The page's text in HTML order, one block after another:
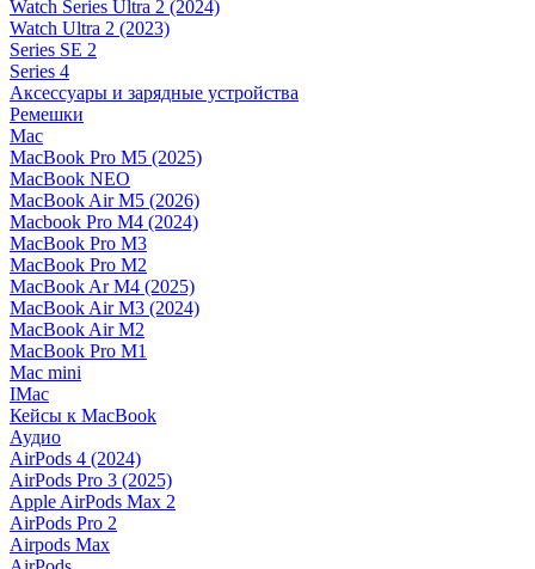
Watch Series Ultra 2 (2024)
Watch Ultra 2 (2023)
Series SE 2
Series 4
Аксессуары и зарядные устройства
Ремешки
Mac
MacBook Pro M5 (2025)
MacBook NEO
MacBook Air M5 (2026)
Macbook Pro M4 (2024)
MacBook Pro M3
MacBook Pro M2
MacBook Ar M4 (2025)
MacBook Air M3 (2024)
MacBook Air M2
MacBook Pro M1
Mac mini
IMac
Кейсы к MacBook
Аудио
AirPods 4 (2024)
AirPods Pro 3 (2025)
Apple AirPods Max 2
AirPods Pro 2
Airpods Max